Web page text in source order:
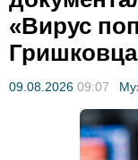
«Вирус
09.08.2026 09:07